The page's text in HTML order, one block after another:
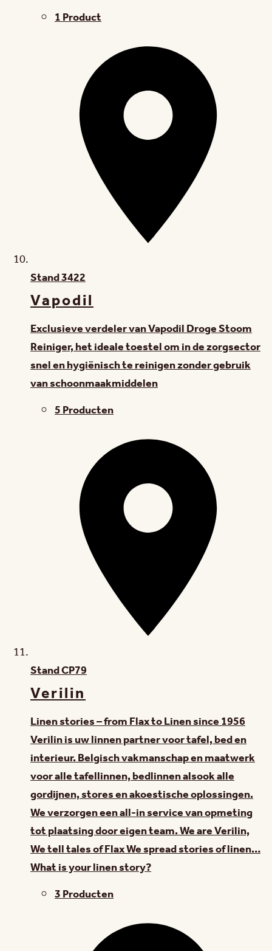
1 Product
Stand3422
Vapodil
Exclusieve verdeler van Vapodil Droge Stoom
Reiniger, het ideale toestel om in de zorgsector
snel en hygiënisch te reinigen zonder gebruik
van schoonmaakmiddelen
5 Producten
StandCP79
Verilin
Linen stories – from Flax to Linen since 1956
Verilin is uw linnen partner voor tafel, bed en
interieur. Belgisch vakmanschap en maatwerk
voor alle tafellinnen, bedlinnen alsook alle
gordijnen, stores en akoestische oplossingen.
We verzorgen een all-in service van opmeting
tot plaatsing door eigen team. We are Verilin,
We tell tales of Flax We spread stories of linen…
What is your linen story?
3 Producten